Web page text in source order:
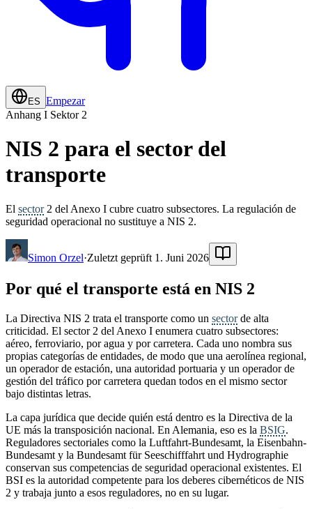
ES Empezar
Anhang I Sektor 2
NIS 2 para el sector del
transporte
El sector2 del Anexo I cubre cuatro subsectores. La regulación de
seguridad operacional no sustituye a NIS 2.
Simon Orzel·Zuletzt geprüft 1. Juni 2026
Por qué el transporte está en NIS 2
La Directiva NIS 2 trata el transporte como un sectorde alta
criticidad. El sector 2 del Anexo I enumera cuatro subsectores:
aéreo, ferroviario, por agua y por carretera. Cada uno nombra sus
propias categorías de entidades, de modo que una aerolínea regional,
un operador de estación, una autoridad portuaria y un operador de
gestión del tráfico por carretera quedan todos en el mismo sector
bajo distintas letras.
La capa jurídica que decide quién está dentro es la Directiva de la
UE más la transposición nacional. En Alemania, eso es la BSIG.
Reguladores sectoriales como la Luftfahrt-Bundesamt, la Eisenbahn-
Bundesamt y la Bundesamt für Seeschifffahrt und Hydrographie
conservan sus competencias de seguridad operacional existentes. El
BSI es la autoridad competente para los deberes cibernéticos de NIS
2 y trabaja junto a esos reguladores, no en su lugar.